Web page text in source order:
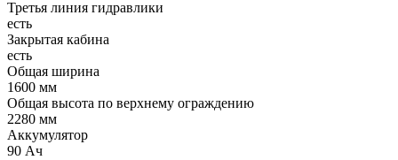
Третья линия гидравлики
есть
Закрытая кабина
есть
Общая ширина
1600 мм
Общая высота по верхнему ограждению
2280 мм
Аккумулятор
90 Ач